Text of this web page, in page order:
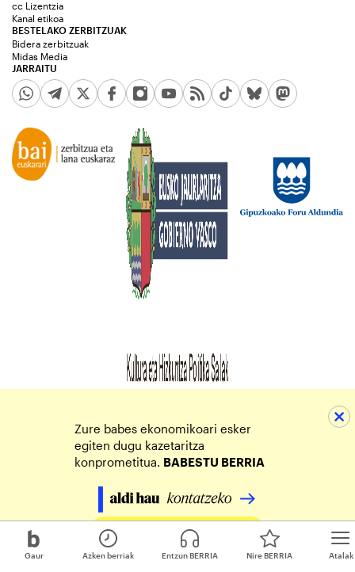
Gaur Atalak
Azken berriak Entzun BERRIA Nire BERRIA
JARRAITU
cc Lizentzia
Kanal etikoa
BESTELAKO ZERBITZUAK
Bidera zerbitzuak
Midas Media
Zure babes ekonomikoari esker
egiten dugu kazetaritza
konprometitua. BABESTU BERRIA
Egin zure ekarpena